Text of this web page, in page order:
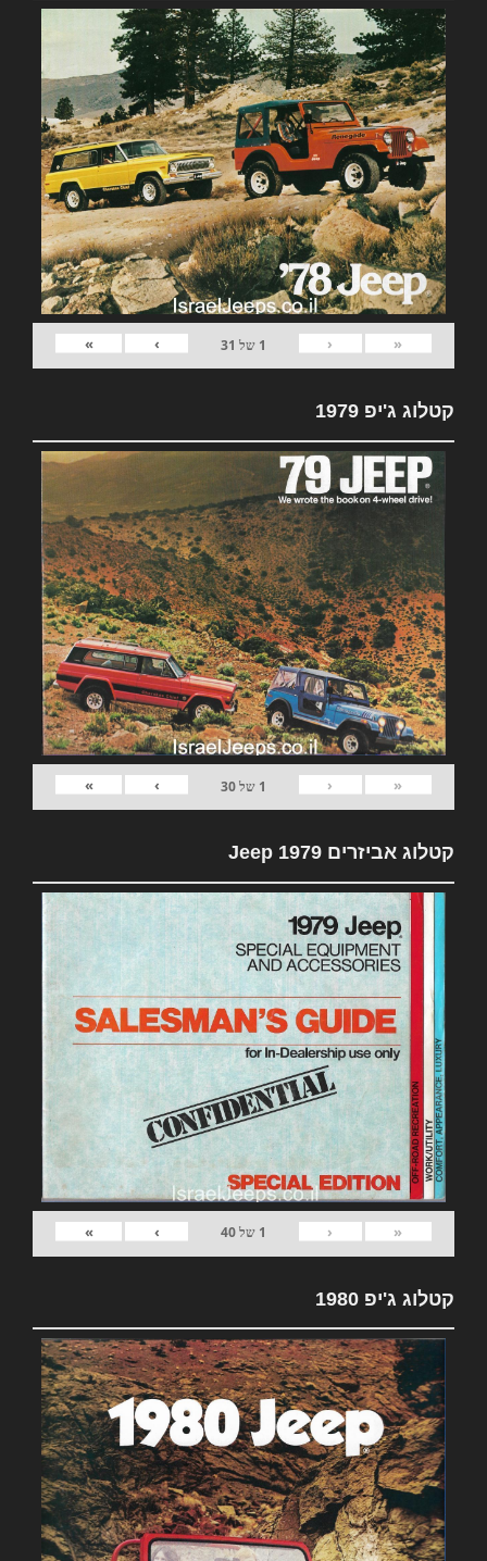
«
‹
1 של 31
›
»
קטלוג ג'יפ 1979
«
‹
1 של30
›
»
קטלוג אביזרים 1979 Jeep
«
‹
1 של40
›
»
קטלוג ג'יפ 1980